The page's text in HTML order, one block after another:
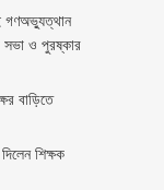
গণঅভ্যুত্থান
সভা ও পুরষ্কার
বাড়িতে
শিক্ষক